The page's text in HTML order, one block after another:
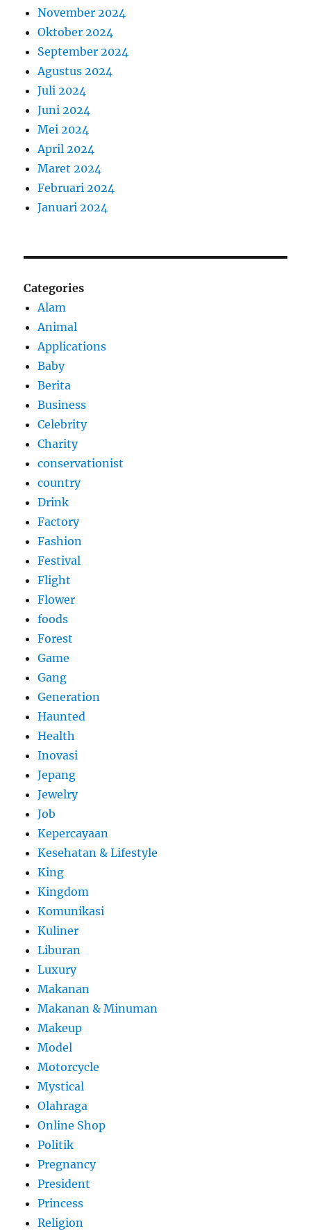
November 2024
Oktober 2024
September 2024
Agustus 2024
Juli 2024
Juni 2024
Mei 2024
April 2024
Maret 2024
Februari 2024
Januari 2024
Categories
Alam
Animal
Applications
Baby
Berita
Business
Celebrity
Charity
conservationist
country
Drink
Factory
Fashion
Festival
Flight
Flower
foods
Forest
Game
Gang
Generation
Haunted
Health
Inovasi
Jepang
Jewelry
Job
Kepercayaan
Kesehatan & Lifestyle
King
Kingdom
Komunikasi
Kuliner
Liburan
Luxury
Makanan
Makanan & Minuman
Makeup
Model
Motorcycle
Mystical
Olahraga
Online Shop
Politik
Pregnancy
President
Princess
Religion